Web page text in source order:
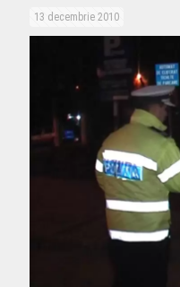
13 decembrie 2010